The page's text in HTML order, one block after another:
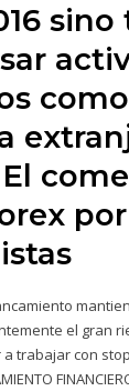
El
por
el gran
trabajar con